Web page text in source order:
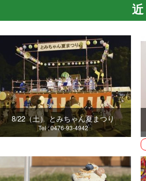
8/22（土） とみちゃん夏まつり
Tel : 0476-93-4942